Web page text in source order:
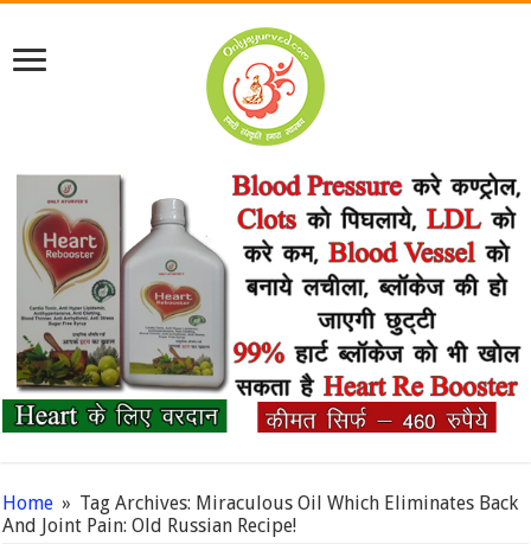
Home » Tag Archives: Miraculous Oil Which Eliminates Back
And Joint Pain: Old Russian Recipe!